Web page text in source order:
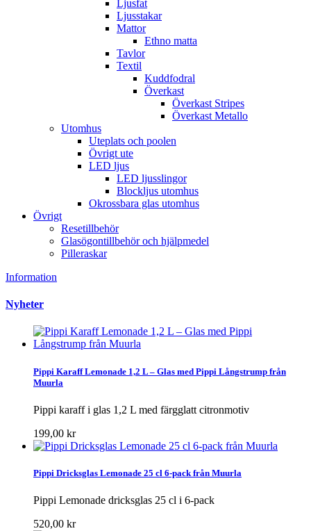
Ljusfat
Ljusstakar
Mattor
Ethno matta
Tavlor
Textil
Kuddfodral
Överkast
Överkast Stripes
Överkast Metallo
Utomhus
Uteplats och poolen
Övrigt ute
LED ljus
LED ljusslingor
Blockljus utomhus
Okrossbara glas utomhus
Övrigt
Resetillbehör
Glasögontillbehör och hjälpmedel
Pilleraskar
Information
Nyheter
Pippi Karaff Lemonade 1,2 L – Glas med Pippi Långstrump från
Muurla
Pippi karaff i glas 1,2 L med färgglatt citronmotiv
199,00 kr
Pippi Dricksglas Lemonade 25 cl 6-pack från Muurla
Pippi Lemonade dricksglas 25 cl i 6-pack
520,00 kr